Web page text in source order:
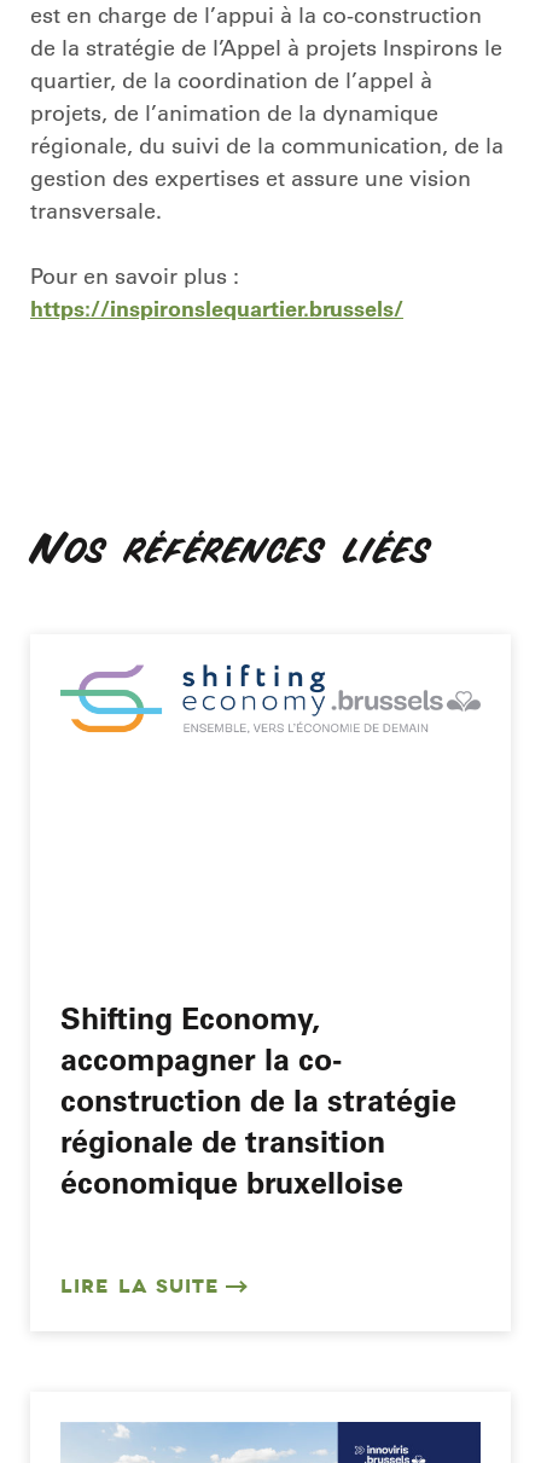
est en charge de l’appui à la co-construction
de la stratégie de l’Appel à projets Inspirons le
quartier, de la coordination de l’appel à
projets, de l’animation de la dynamique
régionale, du suivi de la communication, de la
gestion des expertises et assure une vision
transversale.
Pour en savoir plus :
https://inspironslequartier.brussels/
Nos références liées
Shifting Economy,
accompagner la co-
construction de la stratégie
régionale de transition
économique bruxelloise
LIRE LA SUITE